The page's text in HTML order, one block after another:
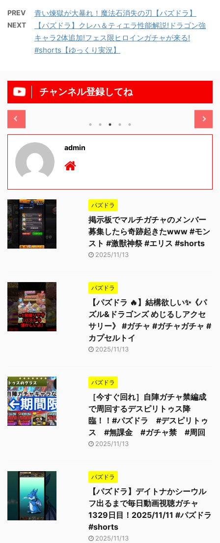
PREV 青い煉獄が大暴れ！魔法石消失の刃【パズドラ】
NEXT
【パズドラ】クレハ＆ティエラ性能解説!ドラゴン強
キャラ2体追加!フェス限ヒロインガチャが来る!
#shorts【ゆっくり実況】
チャンネル登録してね
11/13
admin
パズドラ
掲示板でマルチガチャのメンバー
募集したら奇跡起きたwww #モン
スト #激獣神祭 #エリス #shorts
2025/11/13
パズドラ
【パズドラ 🔥】結構欲しい✨《パ
ズル&ドラゴンズ めじるしアクセ
サリー》 #ガチャ #ガチャガチャ #
カプセルトイ
2025/11/13
パズドラ
［今すぐ回れ］自陣ガチャ禁編成
で周回するデスピリトゥス降
臨！！#パズドラ #デスピリトゥ
ス #無課金 #ガチャ禁 #周回
2025/11/13
パズドラ
【パズドラ】デイトナかシーウル
フ出るまで毎日動画視聴ガチャ
1329日目！2025/11/11 #パズドラ
#shorts
2025/11/13